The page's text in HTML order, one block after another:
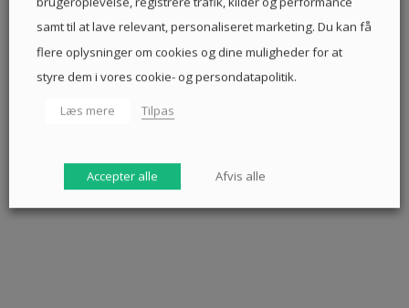
samt til at lave relevant, personaliseret marketing. Du kan få
flere oplysninger om cookies og dine muligheder for at
styre dem i vores cookie- og persondatapolitik.
Læs mere Tilpas
Accepter alle Afvis alle